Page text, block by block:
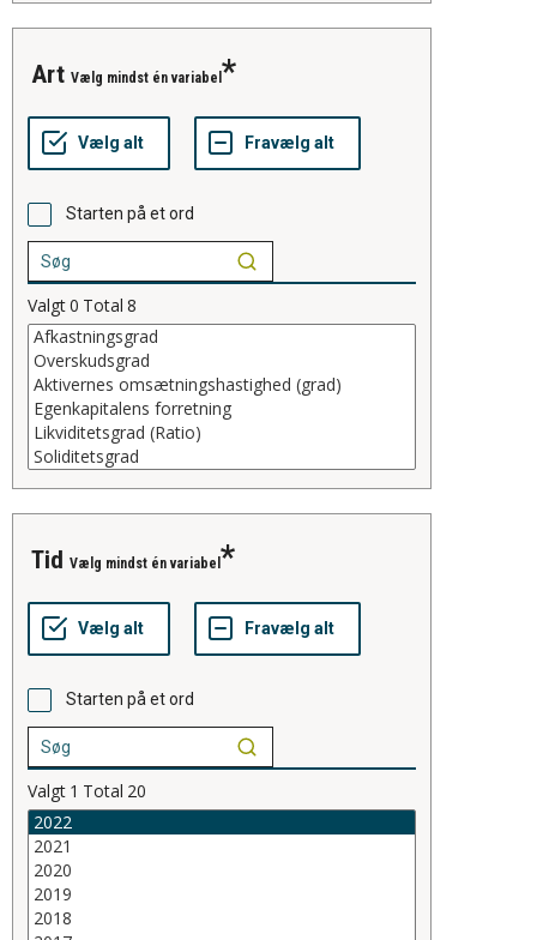
art Vælg mindst én variabel
Starten på et ord
Valgt0 Total 8
tid Vælg mindst én variabel
Starten på et ord
Valgt 1 Total 20